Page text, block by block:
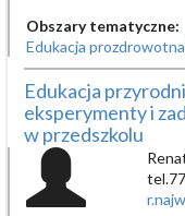
Obszary tematyczne:
Edukacja
Edukacja
eksperymenty i
w przedszkolu